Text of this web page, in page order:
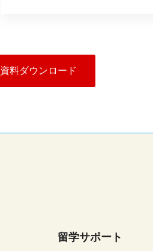
資料ダウンロード
留学サポート